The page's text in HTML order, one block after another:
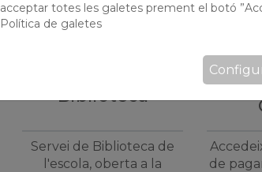
Biblioteca
Servei de Biblioteca de
l'escola, oberta a la
de
acceptar totes les galetes prement el botó
Política de galetes